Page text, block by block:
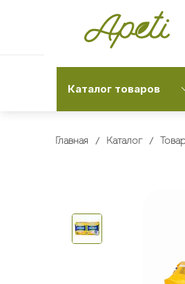
Каталог товаров
Главная Каталог